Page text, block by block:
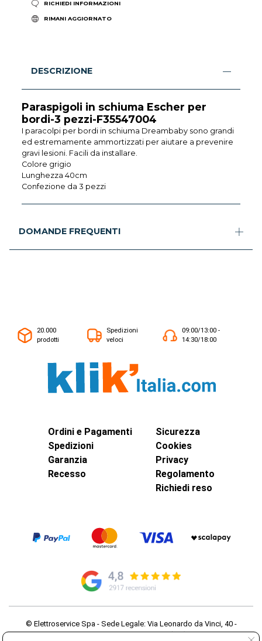
RICHIEDI INFORMAZIONI
RIMANI AGGIORNATO
DESCRIZIONE
Paraspigoli in schiuma Escher per
bordi-3 pezzi-F35547004
I paracolpi per bordi in schiuma Dreambaby sono grandi
ed estremamente ammortizzati per aiutare a prevenire
gravi lesioni. Facili da installare.
Colore grigio
Lunghezza 40cm
Confezione da 3 pezzi
DOMANDE FREQUENTI
20.000
prodotti
Spedizioni
veloci
09:00/13:00 -
14:30/18:00
Ordini e Pagamenti
Spedizioni
Garanzia
Recesso
Sicurezza
Cookies
Privacy
Regolamento
Richiedi reso
© Elettroservice Spa - Sede Legale: Via Leonardo da Vinci, 40 -
00015 Monterotondo Scalo (RM)